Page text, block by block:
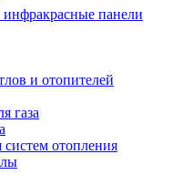
панели
и отопителей
газа
отопления